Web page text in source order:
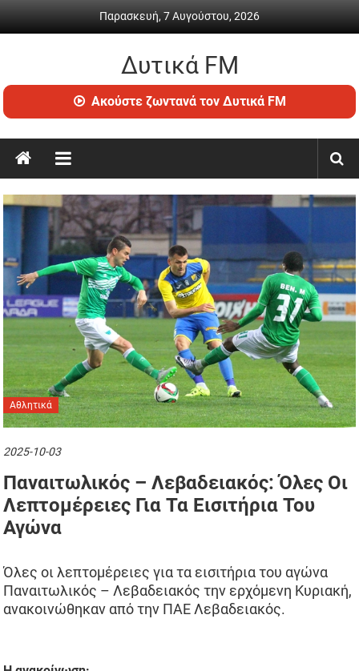
Παρασκευή, 7 Αυγούστου, 2026
Δυτικά FM
Ραδιόφωνο
•
ενημέρωση
Ακούστε ζωντανά τον Δυτικά FM
Αθλητικά
2025-10-03
Παναιτωλικός – Λεβαδειακός: Όλες Οι
Λεπτομέρειες Για Τα Εισιτήρια Του
Αγώνα
Όλες οι λεπτομέρειες για τα εισιτήρια του αγώνα
Παναιτωλικός – Λεβαδειακός την ερχόμενη Κυριακή,
ανακοινώθηκαν από την ΠΑΕ Λεβαδειακός.